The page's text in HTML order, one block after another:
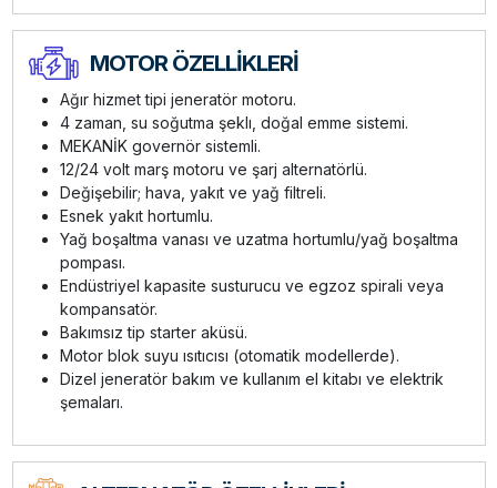
MOTOR ÖZELLİKLERİ
Ağır hizmet tipi jeneratör motoru.
4 zaman, su soğutma şeklı, doğal emme sistemi.
MEKANİK governör sistemli.
12/24 volt marş motoru ve şarj alternatörlü.
Değişebilir; hava, yakıt ve yağ filtreli.
Esnek yakıt hortumlu.
Yağ boşaltma vanası ve uzatma hortumlu/yağ boşaltma
pompası.
Endüstriyel kapasite susturucu ve egzoz spirali veya
kompansatör.
Bakımsız tip starter aküsü.
Motor blok suyu ısıtıcısı (otomatik modellerde).
Dizel jeneratör bakım ve kullanım el kitabı ve elektrik
şemaları.